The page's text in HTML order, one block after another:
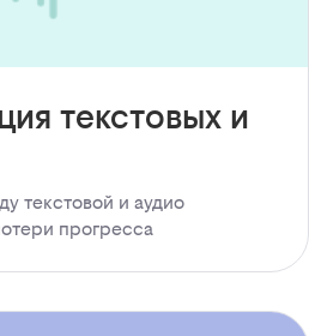
текстовых и
текстовой и аудио
прогресса